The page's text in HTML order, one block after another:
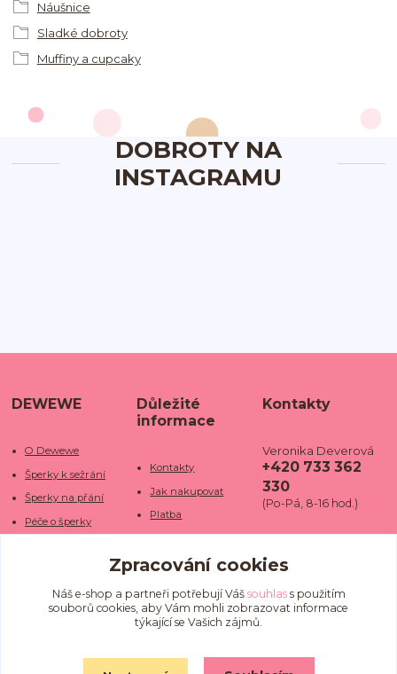
Náušnice
Sladké dobroty
Muffiny a cupcaky
DOBROTY NA
INSTAGRAMU
DEWEWE
O Dewewe
Šperky k sežrání
Šperky na přání
Péče o šperky
Kamenné obchody
Fotogalerie
Důležité
informace
Kontakty
Jak nakupovat
Platba
Doba dodání
Doprava
Obchodní podmínky
Ochrana osobních
Kontakty
Veronika Deverová
+420 733 362
330
(Po-Pá, 8-16 hod.)
we.cz
Zpracování cookies
Náš e-shop a partneři potřebují Váš souhlass použitím
souborů cookies, aby Vám mohli zobrazovat informace
týkající se Vašich zájmů.